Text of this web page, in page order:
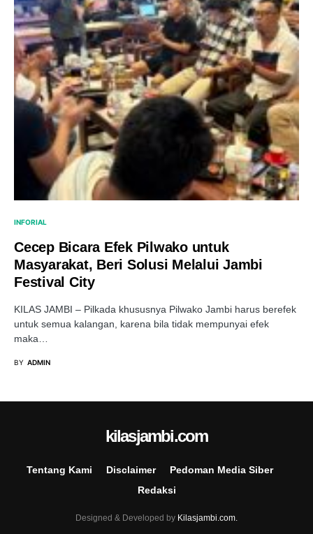
INFORIAL
Cecep Bicara Efek Pilwako untuk
Masyarakat, Beri Solusi Melalui Jambi
Festival City
KILAS JAMBI – Pilkada khususnya Pilwako Jambi harus berefek
untuk semua kalangan, karena bila tidak mempunyai efek
maka…
BY ADMIN
kilasjambi.com
Tentang Kami Disclaimer
Pedoman Media Siber
Redaksi
Designed & Developed by Kilasjambi.com.